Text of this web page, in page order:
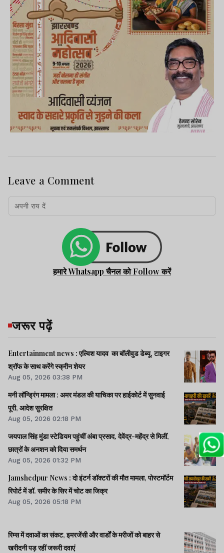
Leave a Comment
हमारे Whatsapp चैनल को Follow करें
जरूर पढ़ें
Entertainment news : एल्विश यादव का बॉलीवुड डेब्यू, टाइगर
श्रॉफ के साथ करेंगे स्क्रीन शेयर
Aug 05, 2026 03:38 PM
मनी लॉन्ड्रिंग मामला : अमर मंडल की याचिका पर हाईकोर्ट में सुनवाई
पूरी, आदेश सुरक्षित
Aug 05, 2026 02:18 PM
जयपाल सिंह मुंडा स्टेडियम पहुंचीं अंबा प्रसाद, देवेंद्र-महेंद्र से मिलीं,
छात्रों के अनशन को दिया समर्थन
Aug 05, 2026 01:32 PM
Jamshedpur News : दो इंटर्न डॉक्टरों की मौत मामला, पोस्टमॉर्टम
रिपोर्ट में डॉ. समीर के सिर में चोट का जिक्र
Aug 05, 2026 05:18 PM
रिम्स में दवाओं का संकट, इमरजेंसी और वार्डों के मरीजों को बाहर से
खरीदनी पड़ रहीं जरूरी दवाएं